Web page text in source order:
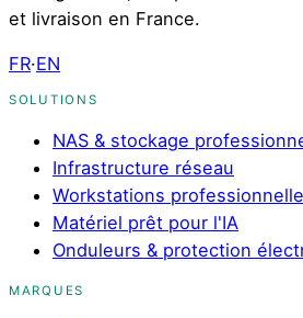
et livraison en France.
FR·EN
SOLUTIONS
NAS & stockage
Infrastructure réseau
Workstations
Matériel prêt pour l'IA
Onduleurs & protection
MARQUES